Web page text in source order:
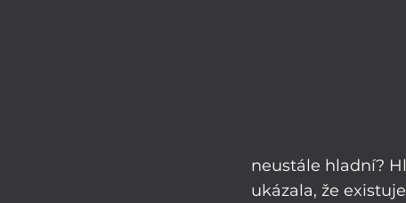
neustále hladní?
ukázala, že